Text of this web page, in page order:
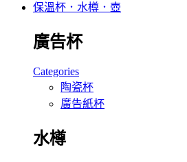
保溫杯．水樽．壺
廣告杯
Categories
陶瓷杯
廣告紙杯
水樽